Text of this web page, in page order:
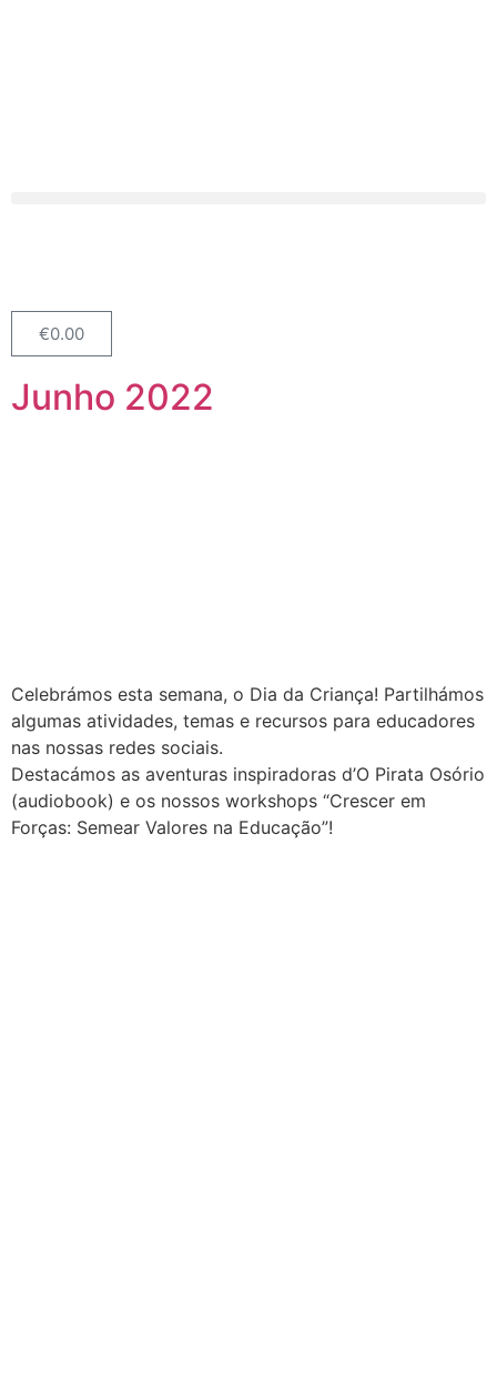
€0.00
Junho 2022
Celebrámos esta semana, o Dia da Criança! Partilhámos
algumas atividades, temas e recursos para educadores
nas nossas redes sociais.
Destacámos as aventuras inspiradoras d’O Pirata Osório
(audiobook) e os nossos workshops “Crescer em
Forças: Semear Valores na Educação”!